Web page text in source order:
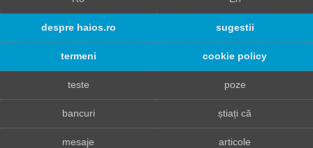
despre haios.ro sugestii
termeni cookie policy
teste poze
bancuri știați că
mesaje articole